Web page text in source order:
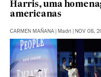
Harris, uma
americanas
CARMEN MAÑANA Madri NOV 08,